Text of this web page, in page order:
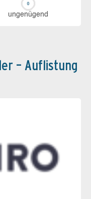
un­ge­nü­gend
– Auflistung